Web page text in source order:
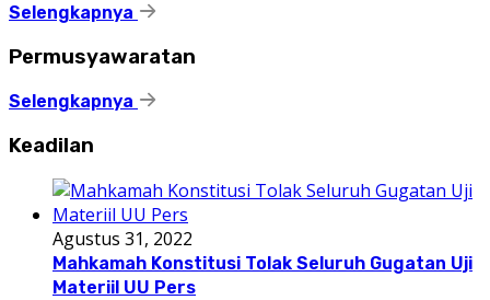
Selengkapnya
Permusyawaratan
Selengkapnya
Keadilan
Agustus 31, 2022
Mahkamah Konstitusi Tolak Seluruh Gugatan Uji
Materiil UU Pers